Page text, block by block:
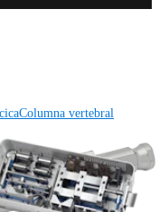
Columna vertebral